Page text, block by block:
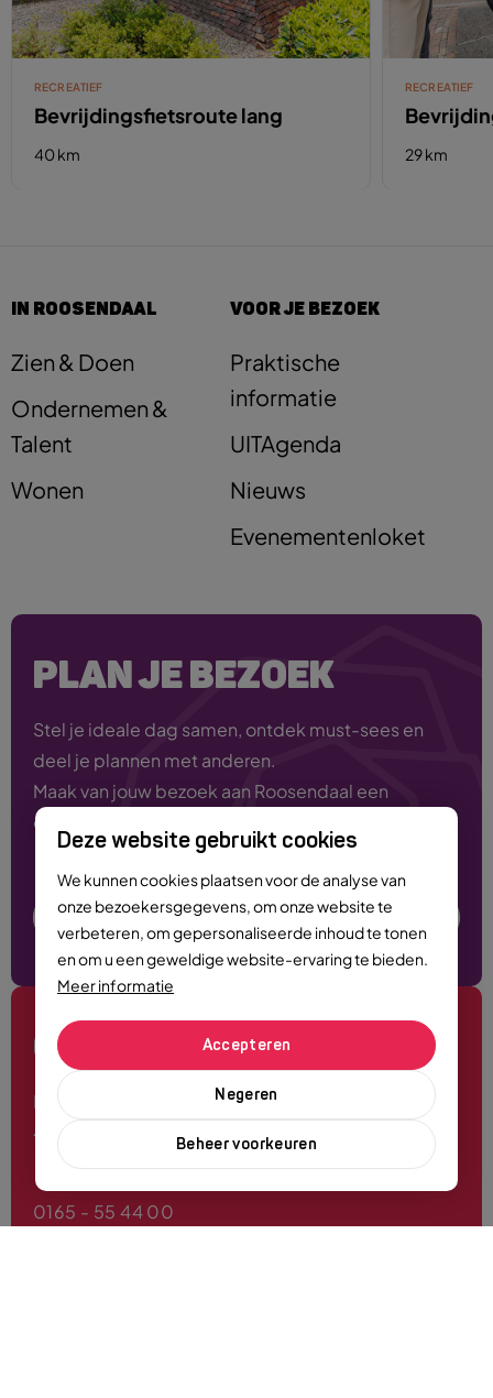
Deze website gebruikt cookies
We kunnen cookies plaatsen voor de analyse van
onze bezoekersgegevens, om onze website te
verbeteren, om gepersonaliseerde inhoud te tonen
en om u een geweldige website-ervaring te bieden.
Meer informatie
Beheer voorkeuren
Negeren
Accepteren
RECREATIEF
Bevrijdingsfietsroute lang
40 km
RECREATIEF
29 km
IN ROOSENDAAL
Zien & Doen
Ondernemen &
Talent
Wonen
VOOR JE BEZOEK
Praktische
informatie
UITAgenda
Nieuws
Evenementenloket
PLAN JE BEZOEK
Stel je ideale dag samen, ontdek must-sees en
deel je plannen met anderen.
Maak van jouw bezoek aan Roosendaal een
onvergetelijke ervaring!
Plan nu je bezoek
CONTACT
Markt 6
4701 PE Roosendaal
0165 - 55 44 00